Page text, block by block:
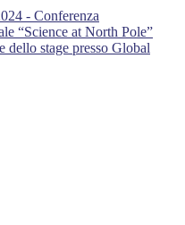
- Conferenza
“Science at North Pole”
dello stage presso Global